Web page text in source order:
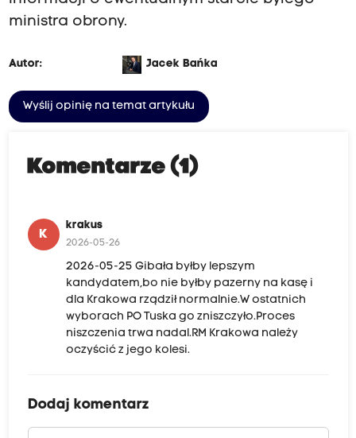
ministra obrony.
Autor: Jacek Bańka
Wyślij opinię na temat artykułu
Komentarze (1)
K
krakus
2026-05-26
2026-05-25 Gibała byłby lepszym
kandydatem,bo nie byłby pazerny na kasę i
dla Krakowa rządził normalnie.W ostatnich
wyborach PO Tuska go zniszczyło.Proces
niszczenia trwa nadal.RM Krakowa należy
oczyścić z jego kolesi.
Dodaj komentarz